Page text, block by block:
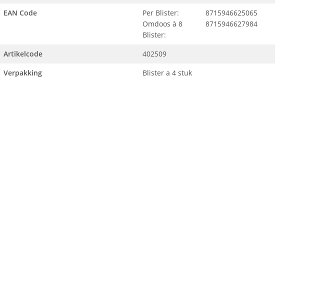
EAN Code
Per Blister:
8715946625065
Omdoos à 8
Blister:
8715946627984
Artikelcode
402509
Verpakking
Blister a 4 stuk